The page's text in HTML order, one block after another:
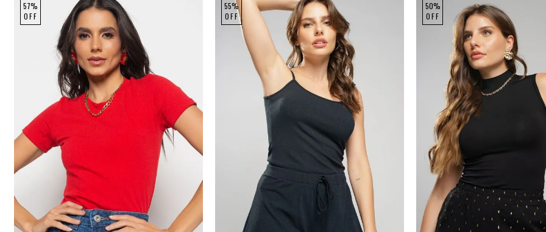
57%
OFF
P M G
55%
OFF
50%
OFF
P M G